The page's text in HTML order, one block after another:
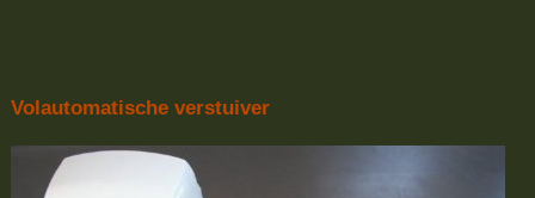
Volautomatische verstuiver